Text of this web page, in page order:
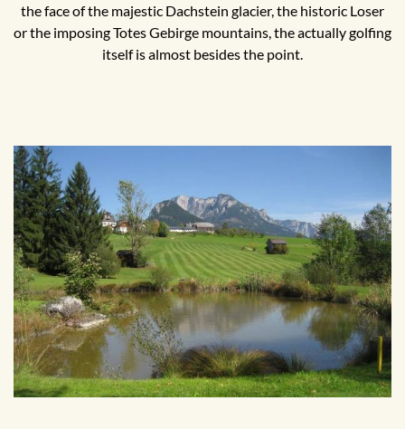
the face of the majestic Dachstein glacier, the historic Loser
or the imposing Totes Gebirge mountains, the actually golfing
itself is almost besides the point.